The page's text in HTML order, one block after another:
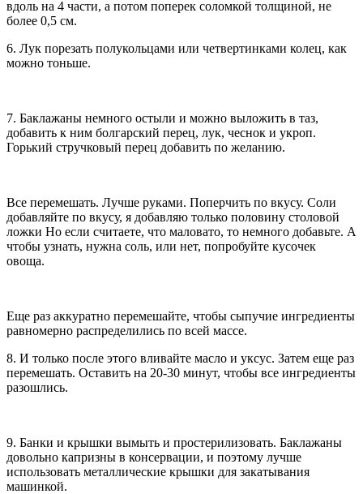
вдоль на 4 части, а потом поперек соломкой толщиной, не
более 0,5 см.
6. Лук порезать полукольцами или четвертинками колец, как
можно тоньше.
7. Баклажаны немного остыли и можно выложить в таз,
добавить к ним болгарский перец, лук, чеснок и укроп.
Горький стручковый перец добавить по желанию.
Все перемешать. Лучше руками. Поперчить по вкусу. Соли
добавляйте по вкусу, я добавляю только половину столовой
ложки Но если считаете, что маловато, то немного добавьте. А
чтобы узнать, нужна соль, или нет, попробуйте кусочек
овоща.
Еще раз аккуратно перемешайте, чтобы сыпучие ингредиенты
равномерно распределились по всей массе.
8. И только после этого вливайте масло и уксус. Затем еще раз
перемешать. Оставить на 20-30 минут, чтобы все ингредиенты
разошлись.
9. Банки и крышки вымыть и простерилизовать. Баклажаны
довольно капризны в консервации, и поэтому лучше
использовать металлические крышки для закатывания
машинкой.